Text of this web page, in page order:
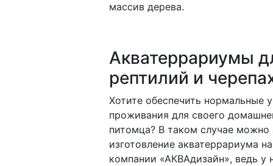
массив дерева.
Акватеррариумы
рептилий и
Хотите обеспечить нормальные
проживания для своего
питомца? В таком случае можно
изготовление акватеррариума
компании «АКВАдизайн», ведь у